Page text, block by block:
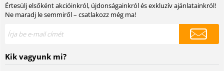
Értesülj elsőként akcióinkról, újdonságainkról és exkluzív ajánlatainkról!
Ne maradj le semmiről – csatlakozz még ma!
Kik vagyunk mi?